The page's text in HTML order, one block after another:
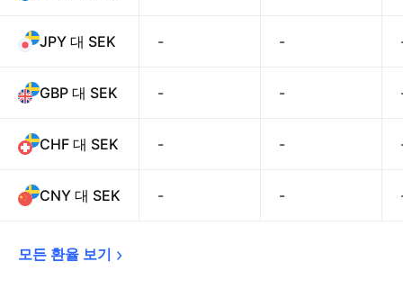
JPY 대 SEK - -
GBP 대 SEK - -
CHF 대 SEK - -
CNY 대 SEK - -
모든 환율 보기